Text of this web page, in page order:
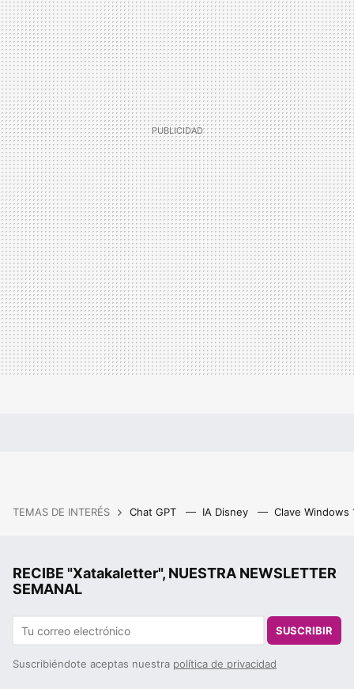
TEMAS DE INTERÉS Chat GPT IA Disney Clave Windows
RECIBE "Xatakaletter", NUESTRA NEWSLETTER
SEMANAL
SUSCRIBIR
Suscribiéndote aceptas nuestra política de privacidad